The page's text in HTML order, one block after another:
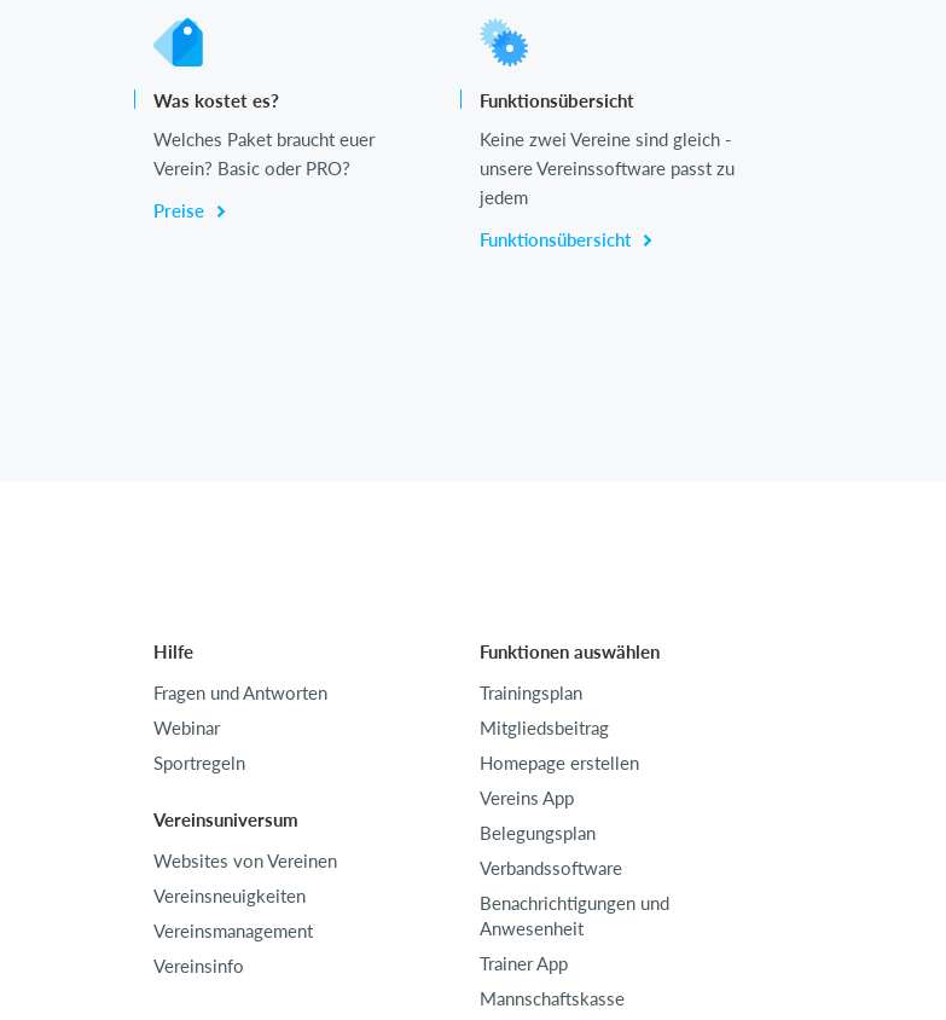
Was kostet es?
Welches Paket braucht euer
Verein? Basic oder PRO?
Preise
Funktionsübersicht
Keine zwei Vereine sind gleich -
unsere Vereinssoftware passt zu
jedem
Funktionsübersicht
Hilfe
Fragen und Antworten
Webinar
Sportregeln
Vereinsuniversum
Websites von Vereinen
Vereinsneuigkeiten
Vereinsmanagement
Vereinsinfo
Funktionen auswählen
Trainingsplan
Mitgliedsbeitrag
Homepage erstellen
Vereins App
Belegungsplan
Verbandssoftware
Benachrichtigungen und
Anwesenheit
Trainer App
Mannschaftskasse